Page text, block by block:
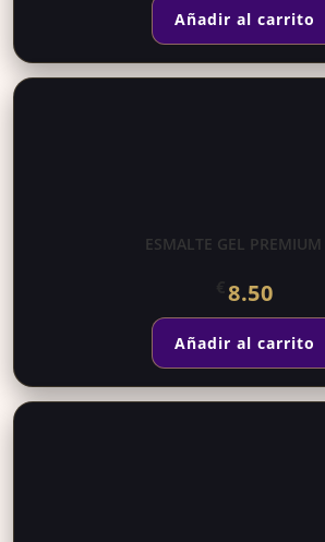
Añadir al carrito
ESMALTE GEL PREMIUM
8.50
Añadir al carrito